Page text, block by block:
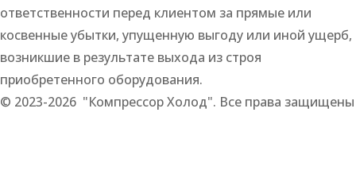
ответственности перед клиентом за прямые или
косвенные убытки, упущенную выгоду или иной ущерб,
возникшие в результате выхода из строя
приобретенного оборудования.
© 2023-2026 "Компрессор Холод". Все права защищены